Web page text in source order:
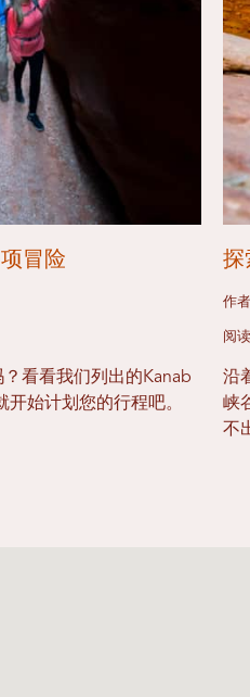
冒险
看看我们列出的Kanab
始计划您的行程吧。
探
作
阅
沿
峡
不